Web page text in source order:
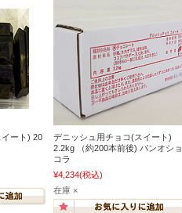
ート) 20
デニッシュ用チョコ(スイート)
2.2kg （約200本前後) パンオショ
コラ
¥4,234(税込)
在庫 ×